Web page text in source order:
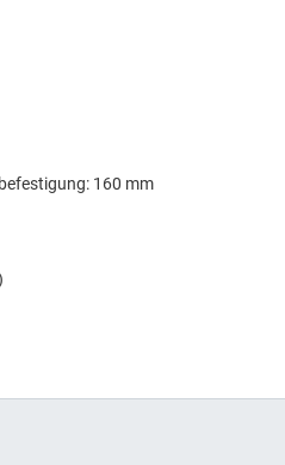
160 mm